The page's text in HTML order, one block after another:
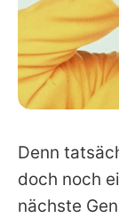
Denn
doch noch
nächste